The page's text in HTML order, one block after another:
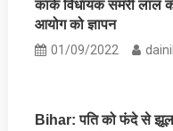
कांके विधायक समरी लाल
आयोग को ज्ञापन
01/09/2022
Bihar: पति को फंदे से